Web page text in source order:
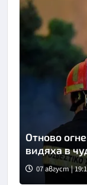
Снимка: АП/
Отново
видяха в
07 август |